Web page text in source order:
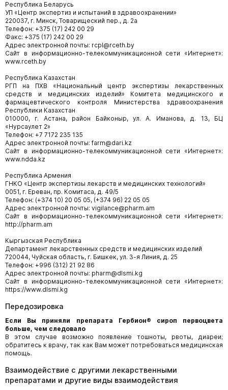
Республика Беларусь
УП «Центр экспертиз и испытаний в здравоохранении»
220037, г. Минск, Товарищеский пер., д. 2а
Телефон: +375 (17) 242 00 29
Факс: +375 (17) 242 00 29
Адрес электронной почты: rcpl@rceth.by
Сайт в информационно-телекоммуникационной сети «Интернет»:
www.rceth.by
Республика Казахстан
РГП на ПХВ «Национальный центр экспертизы лекарственных
средств и медицинских изделий» Комитета медицинского и
фармацевтического контроля Министерства здравоохранения
Республики Казахстан
010000, г. Астана, район Байконыр, ул. А. Иманова, д. 13, БЦ
«Нурсаулет 2»
Телефон: +7 7172 235 135
Адрес электронной почты: farm@dari.kz
Сайт в информационно-телекоммуникационной сети «Интернет»:
www.ndda.kz
Республика Армения
ГНКО «Центр экспертизы лекарств и медицинских технологий»
0051, г. Ереван, пр. Комитаса, д. 49/5
Телефон: (+374 10) 20 05 05, (+374 96) 22 05 05
Адрес электронной почты: vigilance@pharm.am
Сайт в информационно-телекоммуникационной сети «Интернет»:
http://pharm.am
Кыргызская Республика
Департамент лекарственных средств и медицинских изделий
720044, Чуйская область, г. Бишкек, ул. 3-я Линия, д. 25
Телефон: +996 (312) 21 92 86
Адрес электронной почты: pharm@dlsmi.kg
Сайт в информационно-телекоммуникационной сети «Интернет»:
https://www.dlsmi.kg
Передозировка
Если Вы приняли препарата Гербион® сироп первоцвета
больше, чем следовало
В этом случае возможно появление тошноты, рвоты, диареи;
обратитесь к врачу, так как Вам может потребоваться медицинская
помощь.
Взаимодействие с другими лекарственными
препаратами и другие виды взаимодействия